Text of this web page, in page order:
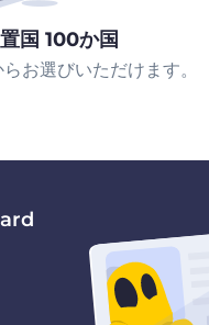
国 100か国
お選びいただけます。